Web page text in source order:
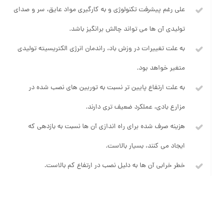
علی رغم پیشرفت تکنولوژی و به کارگیری مواد عایق، سر و صدای
تولیدی آن ها می تواند چالش برانگیز باشد.
به علت تغییرات در وزش باد، راندمان انرژی الکتریسیته تولیدی
متغیر خواهد بود.
به علت ارتفاع پایین تر نسبت به توربین های نصب شده در
مزارع بادی، عملکرد ضعیف تری دارند.
هزینه صرف شده برای راه اندازی آن ها نسبت به بازدهی که
ایجاد می کنند، بسیار بالاست.
خطر خرابی آن ها به دلیل نصب در ارتفاع کم بالاست.